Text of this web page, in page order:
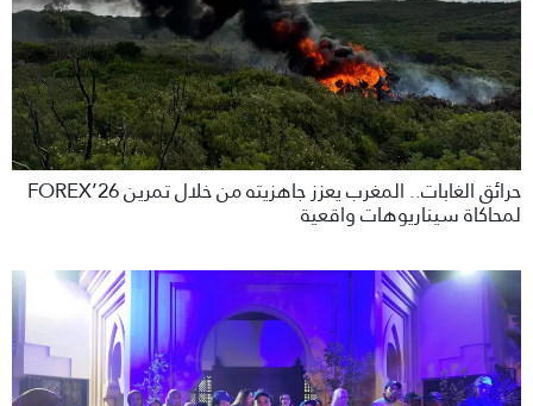
حرائق الغابات.. المغرب يعزز جاهزيته من خلال تمرين FOREX’26
لمحاكاة سيناريوهات واقعية